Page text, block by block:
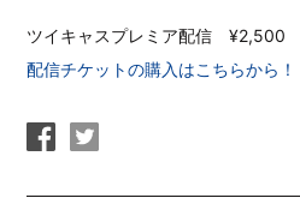
ツイキャスプレミア配信 ¥2,500
配信チケットの購入はこちらから！